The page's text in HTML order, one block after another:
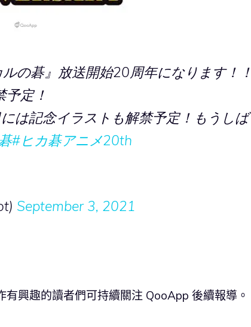
の碁』放送開始20周年になります！
定！
は記念イラストも解禁予定！もうしば
#ヒカ碁アニメ20th
September 3, 2021
興趣的讀者們可持續關注 QooApp 後續報導。